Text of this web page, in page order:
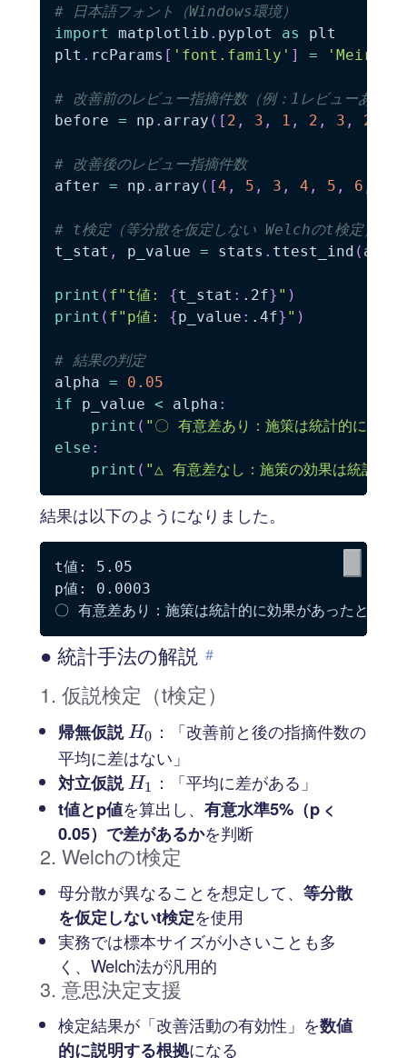
# 日本語フォント（Windows環境）
import
matplotlib . pyplot as
plt
plt . rcParams [ 'font.family' ] = 'Meiryo'
# 改善前のレビュー指摘件数（例：1レビューあたり
before = np . array ( [ 2 , 3 , 1 , 2 , 3 , 2
# 改善後のレビュー指摘件数
after = np . array ( [4 , 5 , 3 , 4 , 5 , 6
# t検定（等分散を仮定しない Welchのt検定）
t_stat , p_value = stats . ttest_ind (
print ( f"t値: {t_stat : .2f} " )
print ( f"p値: {p_value : .4f} " )
# 結果の判定
alpha =
0.05
if p_value < alpha :
print ( "〇 有意差あり：施策は統計的に効果
else :
print ( "△ 有意差なし：施策の効果は統計的
結果は以下のようになりました。
t値: 5.05
p値: 0.0003
● 統計手法の解説 #
1. 仮説検定（t検定）
帰無仮説 H
_
0
H0 ：「改善前と後の指摘件数の
平均に差はない」
対立仮説 H
_
1
H1 ：「平均に差がある」
t値とp値を算出し、 有意水準5%（p <
0.05）で差があるかを判断
2. Welchのt検定
母分散が異なることを想定して、 等分散
を仮定しないt検定を使用
実務では標本サイズが小さいことも多
く、Welch法が汎用的
3. 意思決定支援
検定結果が「改善活動の有効性」を数値
的に説明する根拠になる